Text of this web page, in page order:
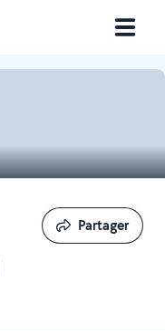
Partager
Partager